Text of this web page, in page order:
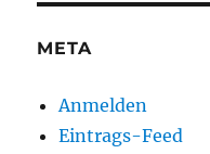
META
Anmelden
Eintrags-Feed